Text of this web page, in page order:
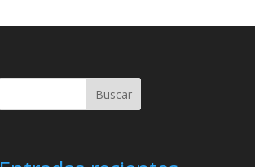
Buscar